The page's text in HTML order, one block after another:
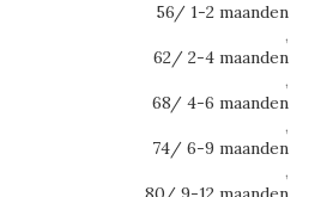
56/ 1-2 maanden
,
62/ 2-4 maanden
,
68/ 4-6 maanden
,
74/ 6-9 maanden
,